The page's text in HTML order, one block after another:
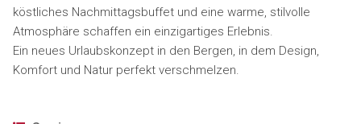
köstliches Nachmittagsbuffet und eine warme, stilvolle
Atmosphäre schaffen ein einzigartiges Erlebnis.
Ein neues Urlaubskonzept in den Bergen, in dem Design,
Komfort und Natur perfekt verschmelzen.